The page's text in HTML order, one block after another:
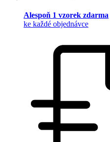
Alespoň 1 vzorek zdarma
ke každé objednávce